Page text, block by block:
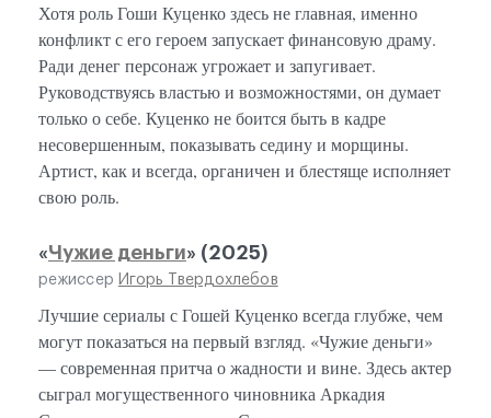
Хотя роль Гоши Куценко здесь не главная, именно
конфликт с его героем запускает финансовую драму.
Ради денег персонаж угрожает и запугивает.
Руководствуясь властью и возможностями, он думает
только о себе. Куценко не боится быть в кадре
несовершенным, показывать седину и морщины.
Артист, как и всегда, органичен и блестяще исполняет
свою роль.
«Чужие деньги» (2025)
режиссер Игорь Твердохлебов
Лучшие сериалы с Гошей Куценко всегда глубже, чем
могут показаться на первый взгляд. «Чужие деньги»
— современная притча о жадности и вине. Здесь актер
сыграл могущественного чиновника Аркадия